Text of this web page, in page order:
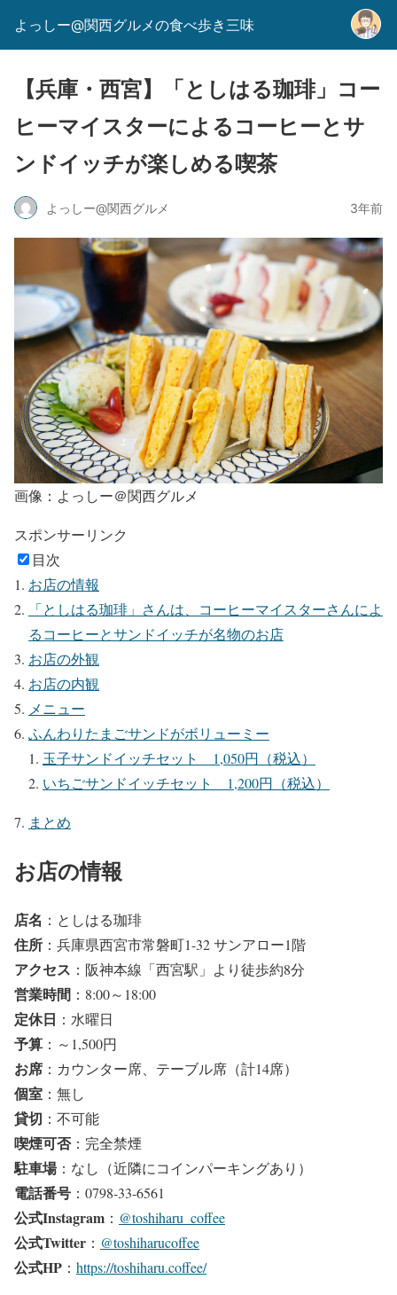
よっしー@関西グルメの食べ歩き三味
【兵庫・西宮】「としはる珈琲」コー
ヒーマイスターによるコーヒーとサ
ンドイッチが楽しめる喫茶
よっしー@関西グルメ 3年前
画像：よっしー＠関西グルメ
スポンサーリンク
目次
お店の情報
「としはる珈琲」さんは、コーヒーマイスターさんによ
るコーヒーとサンドイッチが名物のお店
お店の外観
お店の内観
メニュー
ふんわりたまごサンドがボリューミー
玉子サンドイッチセット 1,050円（税込）
いちごサンドイッチセット 1,200円（税込）
まとめ
お店の情報
店名 ：としはる珈琲
住所 ：兵庫県西宮市常磐町1-32 サンアロー1階
アクセス ：阪神本線「西宮駅」より徒歩約8分
営業時間 ：8:00～18:00
定休日 ：水曜日
予算 ：～1,500円
お席 ：カウンター席、テーブル席（計14席）
個室 ：無し
貸切 ：不可能
喫煙可否：完全禁煙
駐車場：なし（近隣にコインパーキングあり）
電話番号 ：0798-33-6561
公式Instagram ： @toshiharu_coffee
公式Twitter ： @toshiharucoffee
公式HP ： https://toshiharu.coffee/